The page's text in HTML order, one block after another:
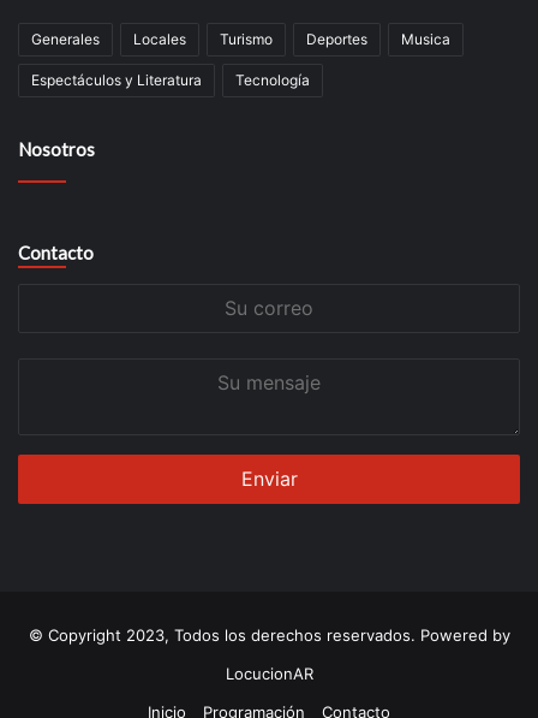
Generales Locales Turismo Deportes Musica
Espectáculos y Literatura Tecnología
Nosotros
Contacto
© Copyright 2023, Todos los derechos reservados. Powered by
LocucionAR
Inicio
Programación Contacto